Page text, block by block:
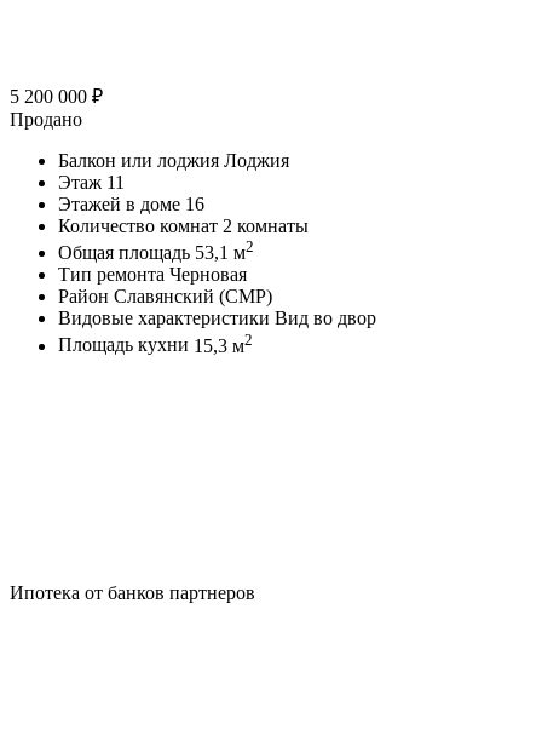
5 200 000 ₽
Продано
Балкон или лоджия Лоджия
Этаж 11
Этажей в доме 16
Количество комнат 2 комнаты
Общая площадь 53,1 м2
Тип ремонта Черновая
Район Славянский (СМР)
Видовые характеристики Вид во двор
Площадь кухни 15,3 м2
Ипотека от банков партнеров